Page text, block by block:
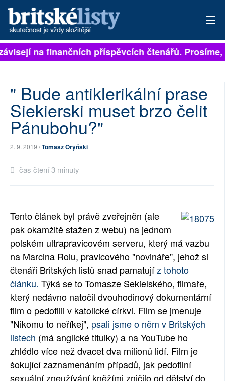
PŘIHLÁSIT
ARCHIV
ROZHOVORY
TÉMATA
NEJČTENĚJŠÍ ZA 7 DNÍ
PŘÍSPĚVKY NA PROVOZ
SOCIÁLNÍ SÍTĚ
RUBRIKY
PLNÁ VERZE STRÁNEK
na finančních příspěvcích čtenářů. Prosíme,
" Bude antiklerikální prase
Siekierski muset brzo čelit
Pánubohu?"
2. 9. 2019 /Tomasz Oryński
čas čtení 3 minuty
Tento článek byl právě zveřejněn (ale
pak okamžitě stažen z webu) na jednom
polském ultrapravicovém serveru, který má vazbu
na Marcina Rolu, pravicového "novináře", jehož si
čtenáři Britských listů snad pamatujíz tohoto
článku. Týká se to Tomasze Sekielského, filmaře,
který nedávno natočil dvouhodinový dokumentární
film o pedofilii v katolické církvi. Film se jmenuje
"Nikomu to neříkej", psali jsme o něm v Britských
listech (má anglické titulky) a na YouTube ho
zhlédlo více než dvacet dva milionů lidí. Film je
šokující zaznamenáním případů, jak pedofilní
sexuální zneužívání kněžími zničilo od dětství do